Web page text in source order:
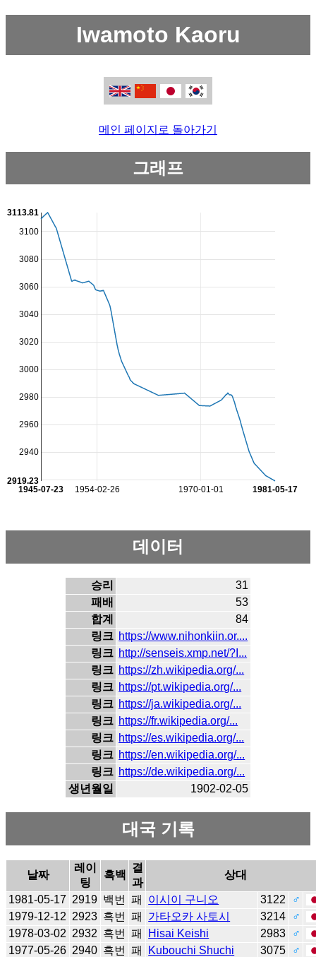
Iwamoto Kaoru
메인 페이지로 돌아가기
그래프
1954-02-26 1970-01-01
1945-07-23 1981-05-17
2940
2960
2980
3000
3020
3040
3060
3080
3100
2919.23
3113.81
데이터
승리
31
패배
53
합계
84
링크 https://www.nihonkiin.or....
링크 http://senseis.xmp.net/?I...
링크 https://zh.wikipedia.org/...
링크 https://pt.wikipedia.org/...
링크 https://ja.wikipedia.org/...
링크 https://fr.wikipedia.org/...
링크 https://es.wikipedia.org/...
링크 https://en.wikipedia.org/...
링크 https://de.wikipedia.org/...
생년월일
1902-02-05
대국 기록
날짜
레이
팅
흑백
결
과
상대
1981-05-17 2919 백번 패 이시이 구니오 3122
♂
1979-12-12 2923 흑번 패 가타오카 사토시 3214
♂
1978-03-02 2932 흑번 패 Hisai Keishi 2983
♂
1977-05-26 2940 흑번 패 Kubouchi Shuchi 3075
♂